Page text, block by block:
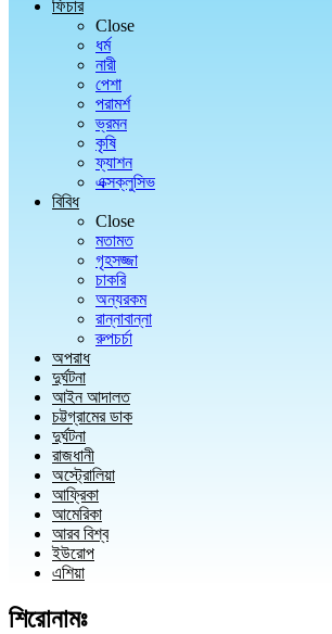
ফিচার
Close
ধর্ম
নারী
পেশা
পরামর্শ
ভ্রমন
কৃষি
ফ্যাশন
এক্সক্লুসিভ
বিবিধ
Close
মতামত
গৃহসজ্জা
চাকরি
অন্যরকম
রান্নাবান্না
রুপচর্চা
অপরাধ
দুর্ঘটনা
আইন আদালত
চট্টগ্রামের ডাক
দুর্ঘটনা
রাজধানী
অস্ট্রোলিয়া
আফ্রিকা
আমেরিকা
আরব বিশ্ব
ইউরোপ
এশিয়া
শিরোনামঃ